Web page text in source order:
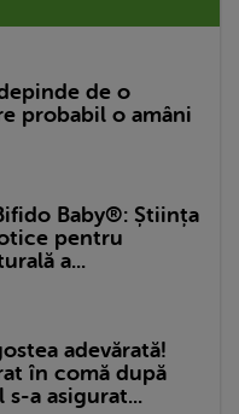
de o
probabil o amâni
Baby®: Știința
pentru
a...
adevărată!
în comă după
s-a asigurat...